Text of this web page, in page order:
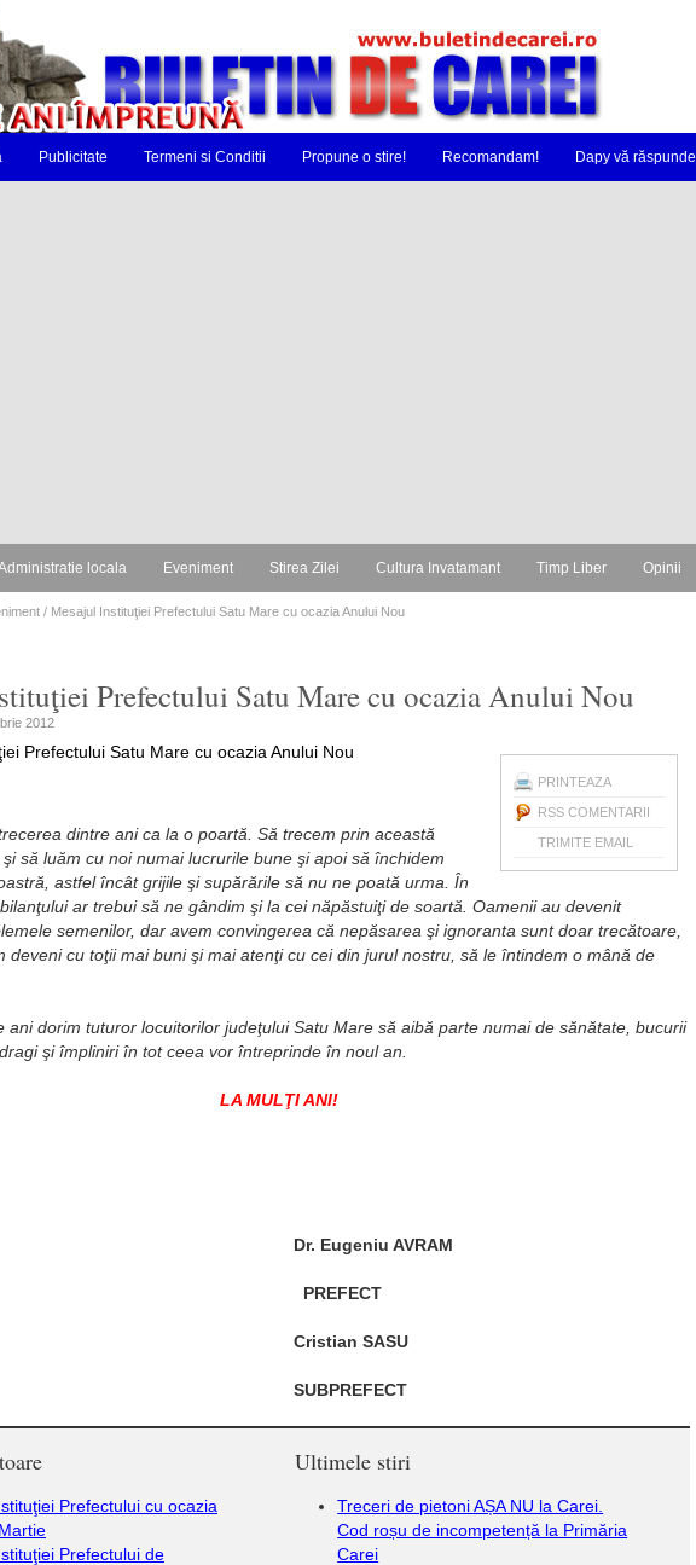
Publicitate Termeni si Conditii Propune o stire! Recomandam! Dapy vă răspunde
locala Eveniment Stirea Zilei Cultura Invatamant Timp Liber Opinii
/ Mesajul Instituţiei Prefectului Satu Mare cu ocazia Anului Nou
Prefectului Satu Mare cu ocazia Anului Nou
2012
PRINTEAZA
RSS COMENTARII
TRIMITE EMAIL
dintre ani ca la o poartă. Să trecem prin această
să luăm cu noi numai lucrurile bune şi apoi să închidem
astfel încât grijile şi supărările să nu ne poată urma. În
ar trebui să ne gândim şi la cei năpăstuiţi de soartă. Oamenii au devenit
semenilor, dar avem convingerea că nepăsarea şi ignoranta sunt doar trecătoare,
deveni cu toţii mai buni şi mai atenţi cu cei din jurul nostru, să le întindem o mână de
ani dorim tuturor locuitorilor judeţului Satu Mare să aibă parte numai de sănătate, bucurii
şi împliniri în tot ceea vor întreprinde în noul an.
LA MULŢIANI!
AVRAM
SASU
Prefectului cu ocazia
Prefectului de
Ultimele stiri
Treceri de pietoni AȘA NU la Carei.
Cod roșu de incompetență la Primăria
Carei